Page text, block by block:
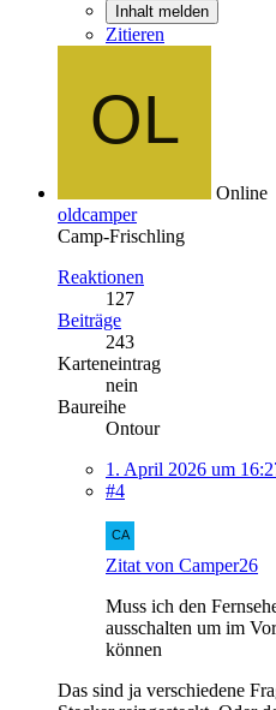
Inhalt melden
Zitieren
Online
oldcamper
Camp-Frischling
Reaktionen
127
Beiträge
243
Karteneintrag
nein
Baureihe
Ontour
1. April 2026 um
#4
Zitat von Camper26
Muss ich den
ausschalten um im
können
Das sind ja verschiedene